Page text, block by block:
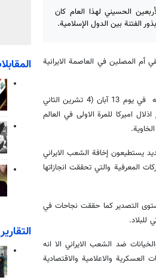
الحسيني لهذا العام كان
الفتنة بين الدول الإسلامية.
المصلين في العاصمة الايرانية
وفي مستهل كلمته أشار خطيب جمعة طهران إلى تظاهرات يوم 13 من آبان وأكد أنه في يوم 13 آبان (4 تشرين الثاني
اميركا للمرة الاولى في العالم
يستطيعون إخافة الشعب الايراني
المعرفية والتي تحققت انجازاتها
التصدير كما حققت نجاحات في
للبلاد.
ضد الشعب الايراني الا انه
والاعلامية والاقتصادية
التقارير